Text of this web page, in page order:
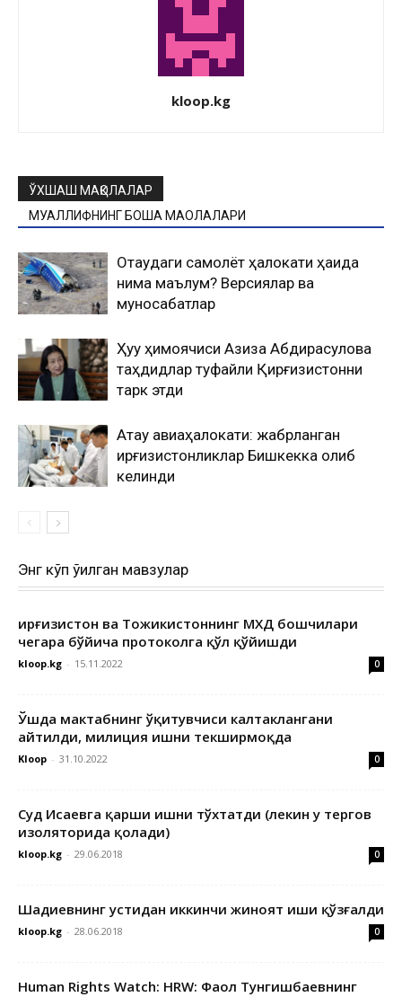
kloop.kg
ЎХШАШ МАҚОЛАЛАР
МУАЛЛИФНИНГ БОШҚА МАҚОЛАЛАРИ
Оқтаудаги самолёт ҳалокати ҳақида
нима маълум? Версиялар ва
муносабатлар
Ҳуқуқ ҳимоячиси Азиза Абдирасулова
таҳдидлар туфайли Қирғизистонни
тарк этди
Ақтау авиаҳалокати: жабрланган
қирғизистонликлар Бишкекка олиб
келинди
Энг кўп ўқилган мавзулар
Қирғизистон ва Тожикистоннинг МХДҚ бошчилари
чегара бўйича протоколга қўл қўйишди
kloop.kg - 15.11.2022 0
Ўшда мактабнинг ўқитувчиси калтаклангани
айтилди, милиция ишни текширмоқда
Kloop - 31.10.2022 0
Суд Исаевга қарши ишни тўхтатди (лекин у тергов
изоляторида қолади)
kloop.kg - 29.06.2018 0
Шадиевнинг устидан иккинчи жиноят иши қўзғалди
kloop.kg - 28.06.2018 0
Human Rights Watch: HRW: Фаол Тунгишбаевнинг